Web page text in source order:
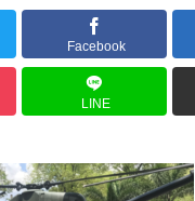
Facebook
LINE